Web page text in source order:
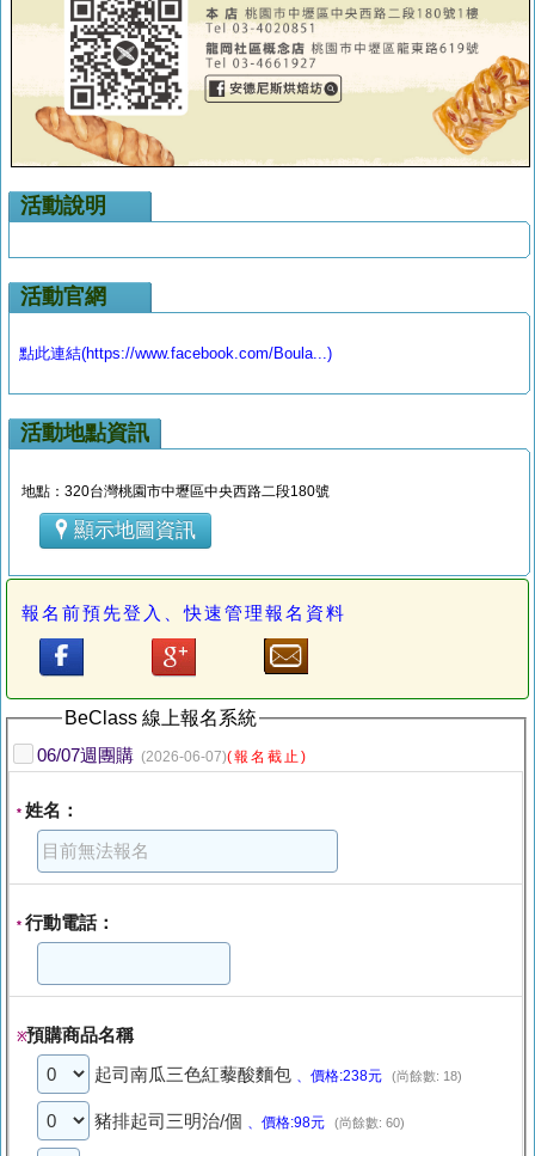
活動說明
活動官網
點此連結(https://www.facebook.com/Boula...)
活動地點資訊
地點：320台灣桃園市中壢區中央西路二段180號
顯示地圖資訊
報名前預先登入、快速管理報名資料
BeClass 線上報名系統
06/07週團購 (2026-06-07)(報名截止)
* 姓名：
* 行動電話：
※預購商品名稱
起司南瓜三色紅藜酸麵包 、價格:238元 (尚餘數: 18)
豬排起司三明治/個 、價格:98元 (尚餘數: 60)